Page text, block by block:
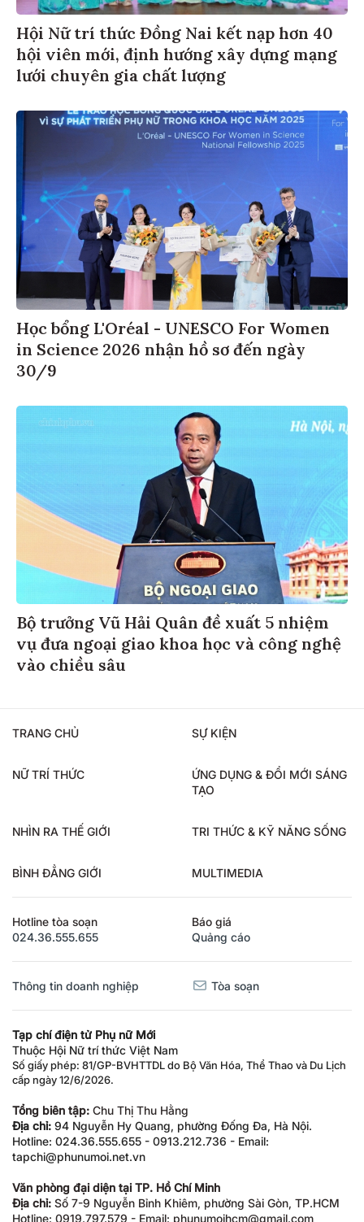
Hội Nữ trí thức Đồng Nai kết nạp hơn 40
hội viên mới, định hướng xây dựng mạng
lưới chuyên gia chất lượng
Học bổng L'Oréal - UNESCO For Women
in Science 2026 nhận hồ sơ đến ngày
30/9
Bộ trưởng Vũ Hải Quân đề xuất 5 nhiệm
vụ đưa ngoại giao khoa học và công nghệ
vào chiều sâu
TRANG CHỦ SỰ KIỆN
NỮ TRÍ THỨC
ỨNG DỤNG & ĐỔI MỚI SÁNG
TẠO
NHÌN RA THẾ GIỚI TRI THỨC & KỸ NĂNG SỐNG
BÌNH ĐẲNG GIỚI MULTIMEDIA
Hotline tòa soạn
024.36.555.655
Báo giá
Quảng cáo
Thông tin doanh nghiệp Tòa soạn
Tạp chí điện tử Phụ nữ Mới
Thuộc Hội Nữ trí thức Việt Nam
Số giấy phép: 81/GP-BVHTTDL do Bộ Văn Hóa, Thể Thao và Du Lịch
cấp ngày 12/6/2026.
Tổng biên tập: Chu Thị Thu Hằng
Địa chỉ: 94 Nguyễn Hy Quang, phường Đống Đa, Hà Nội.
Hotline: 024.36.555.655 - 0913.212.736 - Email:
tapchi@phunumoi.net.vn
Văn phòng đại diện tại TP. Hồ Chí Minh
Địa chỉ: Số 7-9 Nguyễn Bỉnh Khiêm, phường Sài Gòn, TP.HCM
Hotline: 0919.797.579 - Email: phunumoihcm@gmail.com